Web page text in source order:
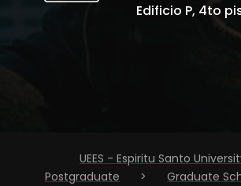
Edificio P, 4to
UEES - Espiritu Santo
Postgraduate
> Graduate